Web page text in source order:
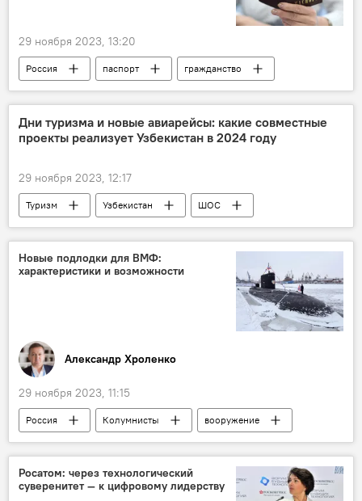
29 ноября 2023, 13:20
Россия паспорт
гражданство
профессия
Общество
Дни туризма и новые авиарейсы: какие совместные
проекты реализует Узбекистан в 2024 году
29 ноября 2023, 12:17
Туризм Узбекистан
ШОС
Беларусь
Казахстан
проект
Чжан Мин
горнолыжный курорт
туристы
Новые подлодки для ВМФ:
характеристики и возможности
Александр Хроленко
29 ноября 2023, 11:15
Россия Колумнисты
вооружение
военно-морской флот
Пентагон
НАТО
Владимир Путин
Росатом: через технологический
суверенитет — к цифровому лидерству